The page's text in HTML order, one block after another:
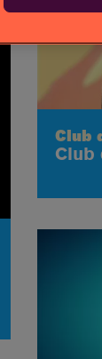
Club
Club